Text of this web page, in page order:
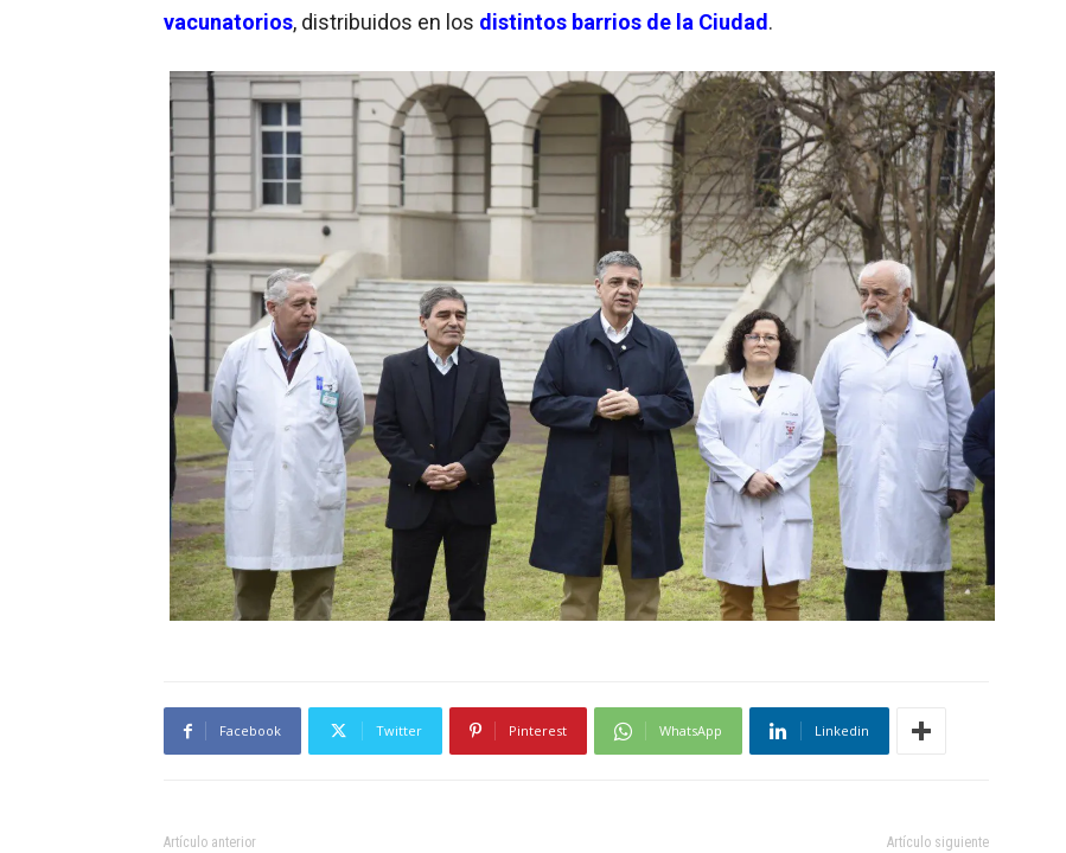
vacunatorios, distribuidos en los distintos barrios de la Ciudad.
Facebook Twitter Pinterest WhatsApp Linkedin
Artículo anterior Artículo siguiente